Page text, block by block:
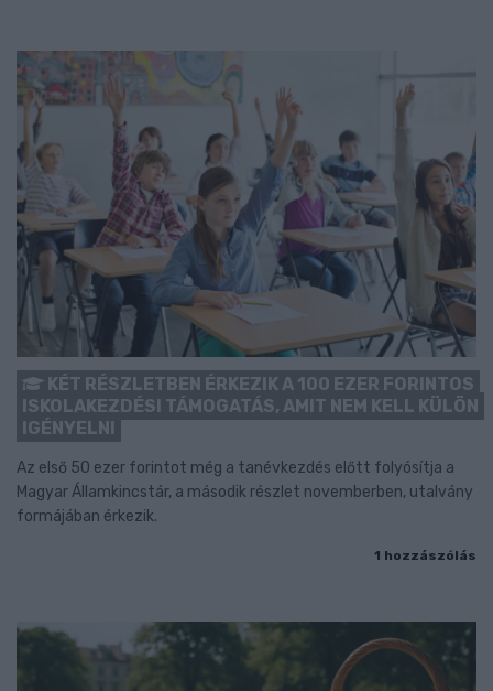
KÉT RÉSZLETBEN ÉRKEZIK A 100 EZER FORINTOS
ISKOLAKEZDÉSI TÁMOGATÁS, AMIT NEM KELL KÜLÖN
IGÉNYELNI
Az első 50 ezer forintot még a tanévkezdés előtt folyósítja a
Magyar Államkincstár, a második részlet novemberben, utalvány
formájában érkezik.
1 hozzászólás